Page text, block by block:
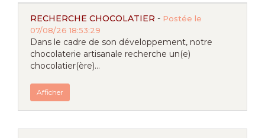
RECHERCHE CHOCOLATIER - Postée le
07/08/26 18:53:29
Dans le cadre de son développement, notre
chocolaterie artisanale recherche un(e)
chocolatier(ère)...
Afficher